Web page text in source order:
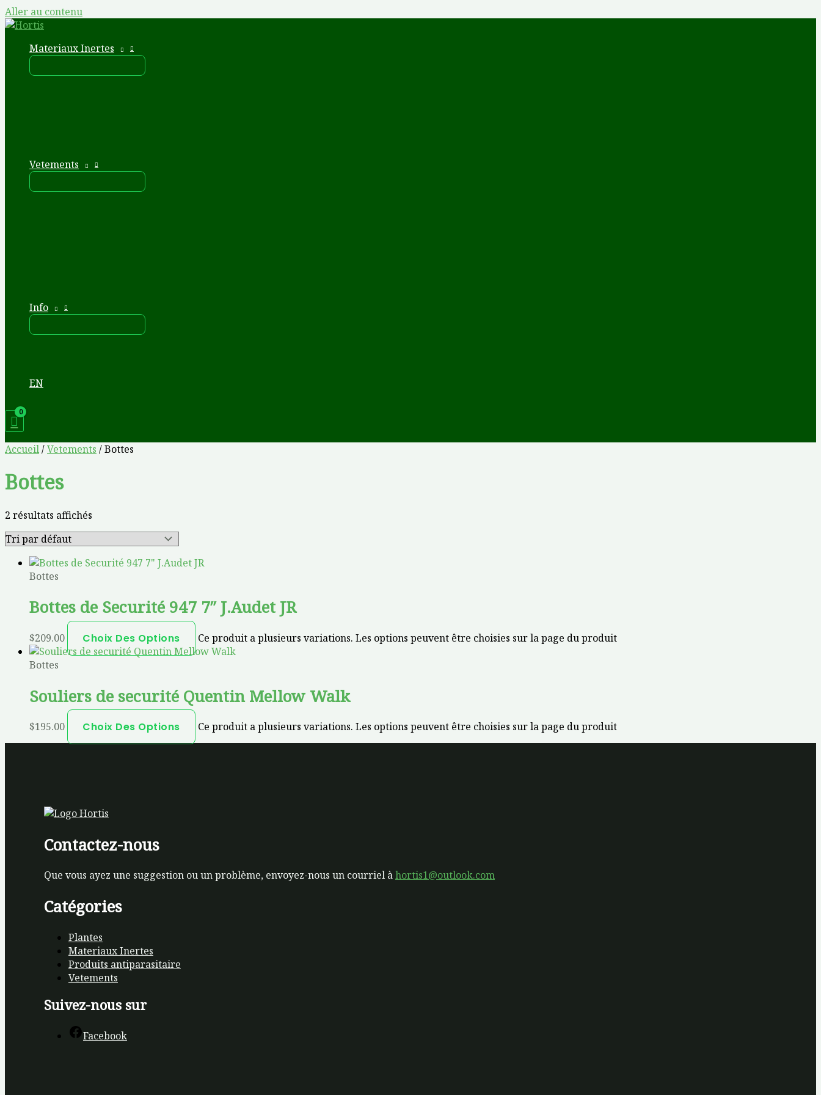
Aller au contenu
Materiaux Inertes
Vetements
Info
EN
Accueil/Vetements / Bottes
Bottes
2 résultats affichés
Bottes
Bottes de Securité 947 7″ J.Audet JR
$209.00 Choix Des Options
Ce produit a plusieurs variations. Les options peuvent être choisies sur la page du produit
Bottes
Souliers de securité Quentin Mellow Walk
$195.00 Choix Des Options Ce produit a plusieurs variations. Les options peuvent être choisies sur la page du produit
Contactez-nous
Que vous ayez une suggestion ou un problème, envoyez-nous un courriel àhortis1@outlook.com
Catégories
Plantes
Materiaux Inertes
Produits antiparasitaire
Vetements
Suivez-nous sur
Facebook